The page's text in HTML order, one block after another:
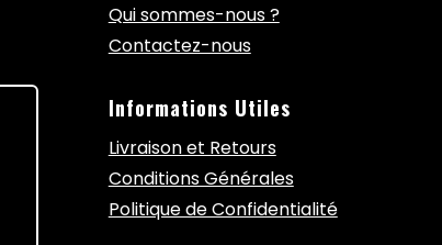
Qui sommes-nous ?
Contactez-nous
Informations Utiles
Livraison et Retours
Conditions Générales
Politique de Confidentialité